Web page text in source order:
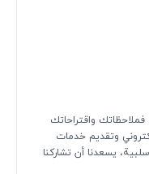
واقتراحاتك
وتقديم خدمات
يسعدنا أن تشاركنا